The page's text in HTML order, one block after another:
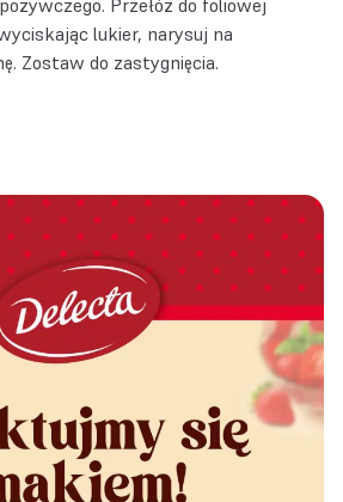
Przełóż do foliowej
lukier, narysuj na
Zostaw do zastygnięcia.